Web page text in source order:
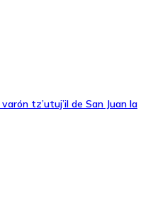
tz’utuj’il de San Juan la